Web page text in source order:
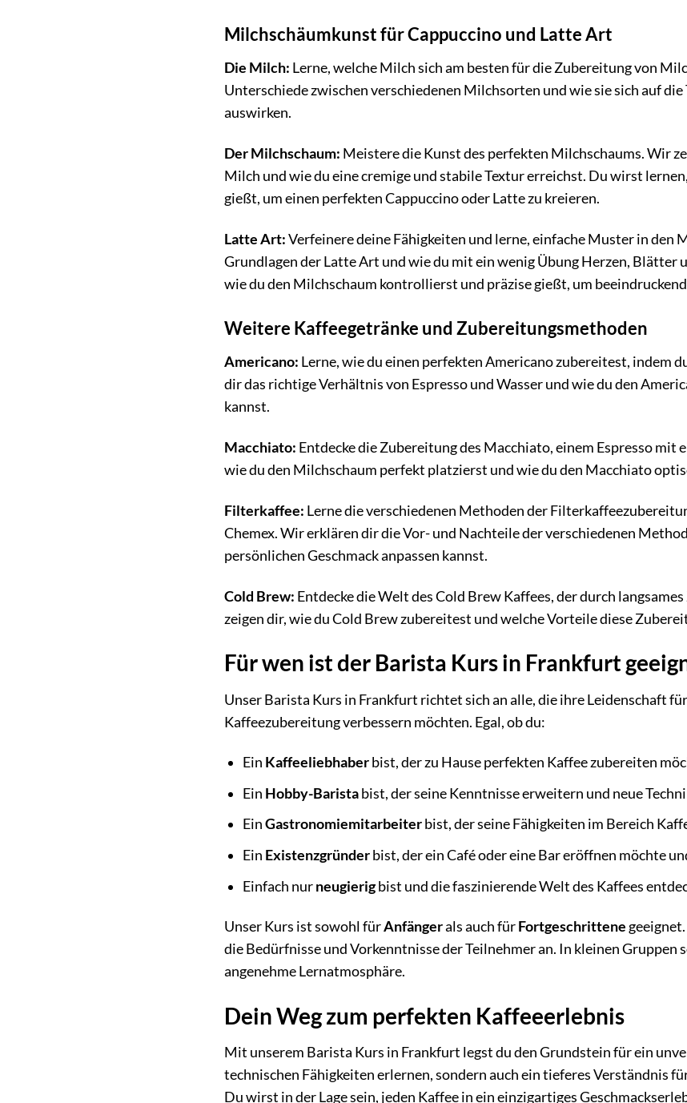
Milchschäumkunst für Cappuccino und Latte Art
Die Milch: Lerne, welche Milch sich am besten für die Zubereitung von
Unterschiede zwischen verschiedenen Milchsorten und wie sie sich auf
auswirken.
Der Milchschaum: Meistere die Kunst des perfekten Milchschaums. Wir
Milch und wie du eine cremige und stabile Textur erreichst. Du wirst
gießt, um einen perfekten Cappuccino oder Latte zu kreieren.
Latte Art:Verfeinere deine Fähigkeiten und lerne, einfache Muster in den
Grundlagen der Latte Art und wie du mit ein wenig Übung Herzen,
wie du den Milchschaum kontrollierst und präzise gießt, um
Weitere Kaffeegetränke und Zubereitungsmethoden
Americano: Lerne, wie du einen perfekten Americano zubereitest, indem
dir das richtige Verhältnis von Espresso und Wasser und wie du den
kannst.
Macchiato: Entdecke die Zubereitung des Macchiato, einem Espresso
wie du den Milchschaum perfekt platzierst und wie du den Macchiato
Filterkaffee: Lerne die verschiedenen Methoden der
Chemex. Wir erklären dir die Vor- und Nachteile der verschiedenen
persönlichen Geschmack anpassen kannst.
Cold Brew: Entdecke die Welt des Cold Brew Kaffees, der durch
zeigen dir, wie du Cold Brew zubereitest und welche Vorteile diese
Für wen ist der Barista Kurs in Frankfurt
Unser Barista Kurs in Frankfurt richtet sich an alle, die ihre Leidenschaft
Kaffeezubereitung verbessern möchten. Egal, ob du:
Ein Kaffeeliebhaberbist, der zu Hause perfekten Kaffee zubereiten
Ein Hobby-Baristabist, der seine Kenntnisse erweitern und neue
EinGastronomiemitarbeiterbist, der seine Fähigkeiten im Bereich
Ein Existenzgründerbist, der ein Café oder eine Bar eröffnen möchte
Einfach nurneugierigbist und die faszinierende Welt des Kaffees
Unser Kurs ist sowohl fürAnfängerals auch fürFortgeschrittene
die Bedürfnisse und Vorkenntnisse der Teilnehmer an. In kleinen
angenehme Lernatmosphäre.
Dein Weg zum perfekten Kaffeeerlebnis
Mit unserem Barista Kurs in Frankfurt legst du den Grundstein für ein
technischen Fähigkeiten erlernen, sondern auch ein tieferes Verständnis
Du wirst in der Lage sein, jeden Kaffee in ein einzigartiges